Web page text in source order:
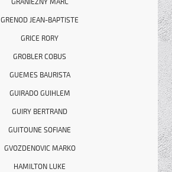
GRANIEZNY MARC
GRENOD JEAN-BAPTISTE
GRICE RORY
GROBLER COBUS
GUEMES BAURISTA
GUIRADO GUIHLEM
GUIRY BERTRAND
GUITOUNE SOFIANE
GVOZDENOVIC MARKO
HAMILTON LUKE